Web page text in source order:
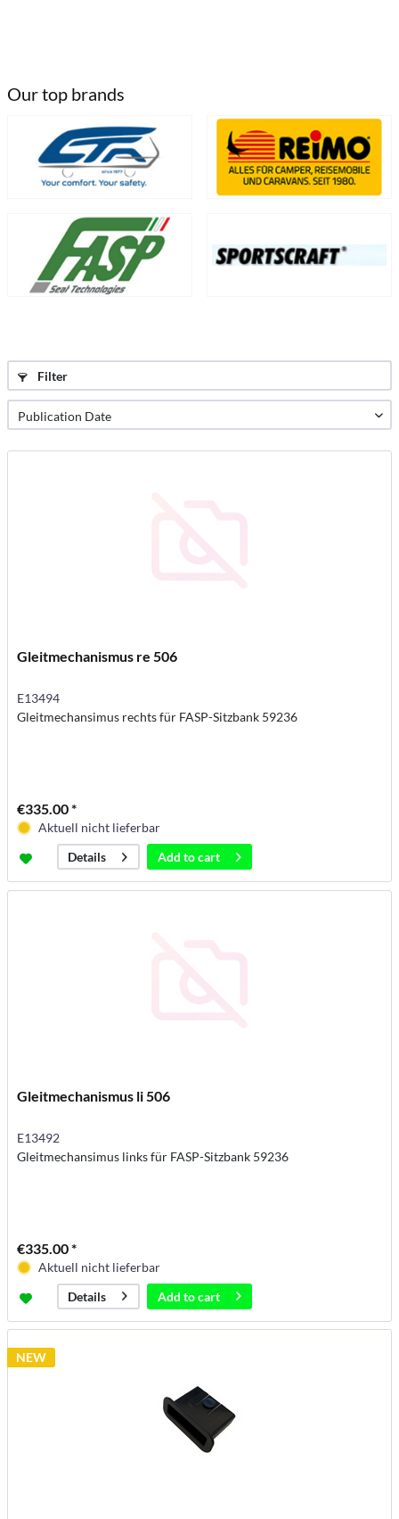
Our top brands
Filter
Gleitmechanismus re 506
E13494
Gleitmechansimus rechts für FASP-Sitzbank 59236
€335.00 *
Aktuell nicht lieferbar
Details
Add tocart
Gleitmechanismus li 506
E13492
Gleitmechansimus links für FASP-Sitzbank 59236
€335.00 *
Aktuell nicht lieferbar
Details
Add tocart
NEW